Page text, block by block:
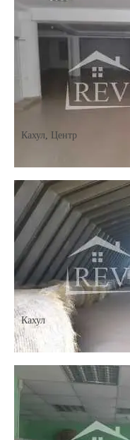
Кахул Центр
Кахул